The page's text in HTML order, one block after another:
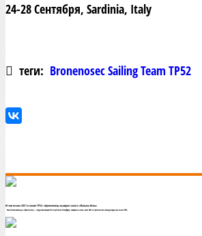
24-28 Сентября, Sardinia, Italy
теги: Bronenosec Sailing Team TP52
Итоги сезона 2021 в классе TP52: «Броненосец» выиграл золото «Пальма Вела»
Российская команда «Броненосец», представляющая Яхт-клуб Санкт-Петербурга, завершила сезон регат 2021 в престижном международном классе TP52.